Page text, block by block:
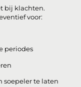
bij klachten.
voor:
periodes
soepeler te laten